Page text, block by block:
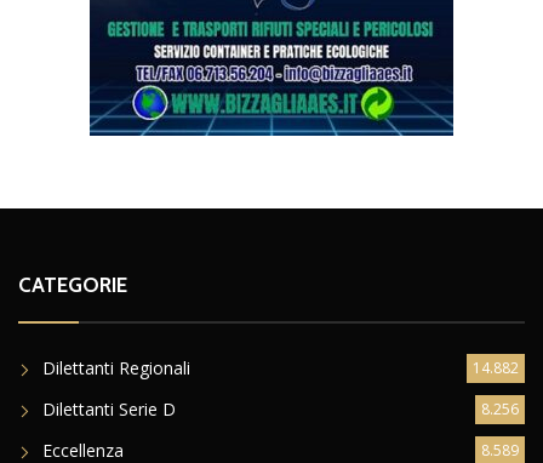
CATEGORIE
Dilettanti Regionali 14.882
Dilettanti Serie D 8.256
Eccellenza 8.589